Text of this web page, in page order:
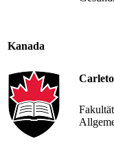
Kanada